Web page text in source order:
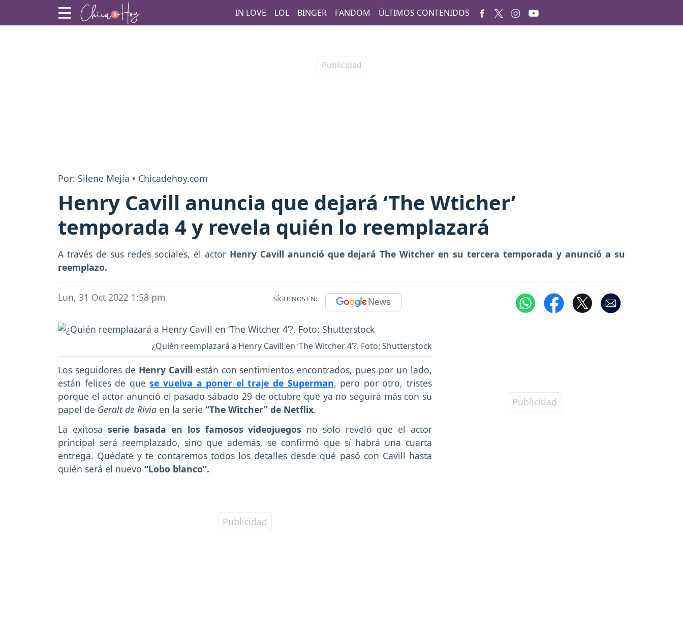
IN LOVE LOL BINGER FANDOM ÚLTIMOS CONTENIDOS
Por: Silene Mejía • Chicadehoy.com
Henry Cavill anuncia que dejará ‘The Wticher’
temporada 4 y revela quién lo reemplazará
A través de sus redes sociales, el actor Henry Cavill anunció que dejará The Witcher en su tercera temporada y anunció a su
reemplazo.
Lun, 31 Oct 2022 1:58 pm SÍGUENOS EN:
¿Quién reemplazará a Henry Cavill en ‘The Witcher 4’?. Foto: Shutterstock
Los seguidores de Henry Cavill están con sentimientos encontrados, pues por un lado,
están felices de quese vuelva a poner el traje de Superman, pero por otro, tristes
porque el actor anunció el pasado sábado 29 de octubre que ya no seguirá más con su
papel de Geralt de Rivia en la serie “The Witcher” de Netflix.
La exitosa serie basada en los famosos videojuegos no solo reveló que el actor
principal será reemplazado, sino que además, se confirmó que sí habrá una cuarta
entrega. Quédate y te contaremos todos los detalles desde qué pasó con Cavill hasta
quién será el nuevo “Lobo blanco”.